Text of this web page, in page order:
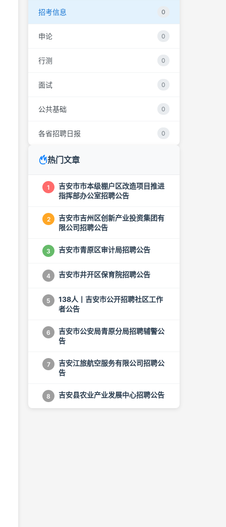
招考信息 0
申论 0
行测 0
面试 0
公共基础 0
各省招聘日报 0
热门文章
1
吉安市市本级棚户区改造项目推进
指挥部办公室招聘公告
2
吉安市吉州区创新产业投资集团有
限公司招聘公告
3 吉安市青原区审计局招聘公告
4 吉安市井开区保育院招聘公告
5
138人丨吉安市公开招聘社区工作
者公告
6
吉安市公安局青原分局招聘辅警公
告
7
吉安江旅航空服务有限公司招聘公
告
8 吉安县农业产业发展中心招聘公告